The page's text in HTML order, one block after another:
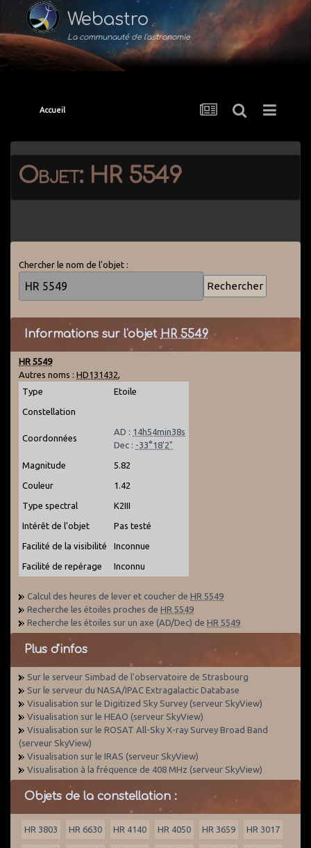
Webastro
La communauté de l'astronomie
Accueil
Objet: HR 5549
Chercher le nom de l'objet :
Informations sur l'objet HR 5549
HR 5549
Autres noms : HD131432,
Type
Etoile
Constellation
Coordonnées
AD : 14h54min38s
Dec : -33°18'2"
Magnitude 5.82
Couleur 1.42
Type spectral K2III
Intérêt de l'objet Pas testé
Facilité de la visibilité Inconnue
Facilité de repérage Inconnu
Calcul des heures de lever et coucher de HR 5549
Recherche les étoiles proches de HR 5549
Recherche les étoiles sur un axe (AD/Dec) de HR 5549
Plus d'infos
Sur le serveur Simbad de l'observatoire de Strasbourg
Sur le serveur du NASA/IPAC Extragalactic Database
Visualisation sur le Digitized Sky Survey (serveur SkyView)
Visualisation sur le HEAO (serveur SkyView)
Visualisation sur le ROSAT All-Sky X-ray Survey Broad Band
(serveur SkyView)
Visualisation sur le IRAS (serveur SkyView)
Visualisation à la fréquence de 408 MHz (serveur SkyView)
Objets de la constellation :
HR 3803 HR 6630 HR 4140 HR 4050 HR 3659 HR 3017